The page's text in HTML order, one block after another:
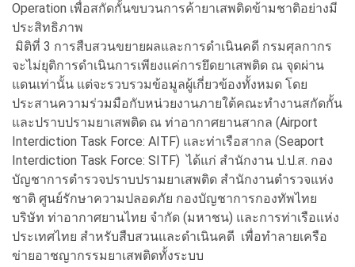
Operation เพื่อสกัดกั้นขบวนการค้ายาเสพติดข้ามชาติอย่างมี
ประสิทธิภาพ
มิติที่ 3 การสืบสวนขยายผลและการดำเนินคดี กรมศุลกากร
จะไม่ยุติการดำเนินการเพียงแค่การยึดยาเสพติด ณ จุดผ่าน
แดนเท่านั้น แต่จะรวบรวมข้อมูลผู้เกี่ยวข้องทั้งหมด โดย
ประสานความร่วมมือกับหน่วยงานภายใต้คณะทำงานสกัดกั้น
และปราบปรามยาเสพติด ณ ท่าอากาศยานสากล (Airport
Interdiction Task Force: AITF) และท่าเรือสากล (Seaport
Interdiction Task Force: SITF) ได้แก่ สำนักงาน ป.ป.ส. กอง
บัญชาการตำรวจปราบปรามยาเสพติด สำนักงานตำรวจแห่ง
ชาติ ศูนย์รักษาความปลอดภัย กองบัญชาการกองทัพไทย
บริษัท ท่าอากาศยานไทย จำกัด (มหาชน) และการท่าเรือแห่ง
ประเทศไทย สำหรับสืบสวนและดำเนินคดี เพื่อทำลายเครือ
ข่ายอาชญากรรมยาเสพติดทั้งระบบ